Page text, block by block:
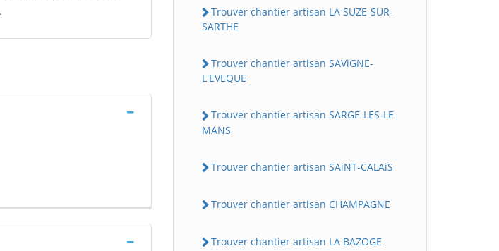
Trouver chantier artisan LA SUZE-SUR-
SARTHE
Trouver chantier artisan SAViGNE-
L'EVEQUE
Trouver chantier artisan SARGE-LES-LE-
MANS
Trouver chantier artisan SAiNT-CALAiS
Trouver chantier artisan CHAMPAGNE
Trouver chantier artisan LA BAZOGE